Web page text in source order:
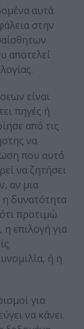
αυτά
στην
αποτελεί
είναι
πηγές ή
από τις
να
που αυτό
να ζητήσει
αν μια
η δυνατότητα
προτιμώ
επιλογή για
ή η
για
να κάνει